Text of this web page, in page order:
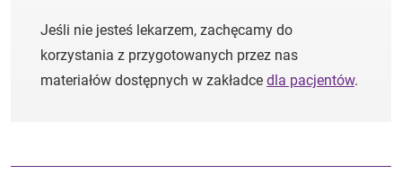
Jeśli nie jesteś lekarzem, zachęcamy do
korzystania z przygotowanych przez nas
materiałów dostępnych w zakładce dla pacjentów.